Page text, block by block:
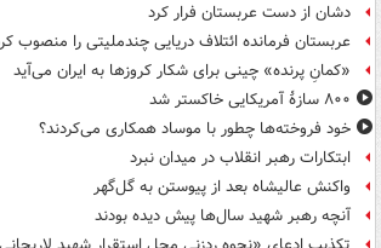
دشان از دست عربستان فرار کرد
عربستان فرمانده ائتلاف دریایی چندملیتی را منصوب
«کمانِ پرنده» چینی برای شکار کروزها به ایران می‌آید
۸۰۰ سازۀ آمریکایی خاکستر شد
خود فروخته‌ها چطور با موساد همکاری می‌کردند؟
ابتکارات رهبر انقلاب در میدان نبرد
واکنش عالیشاه بعد از پیوستن به گل‌گهر
آنچه رهبر شهید سال‌ها پیش دیده بودند